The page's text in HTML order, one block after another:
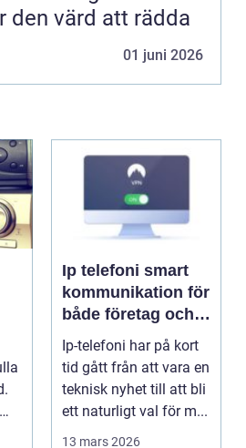
den värd att rädda
01 juni 2026
Ip telefoni smart
kommunikation för
både företag och
privatpersoner
Ip-telefoni har på kort
tid gått från att vara en
teknisk nyhet till att bli
ett naturligt val för m...
13 mars 2026